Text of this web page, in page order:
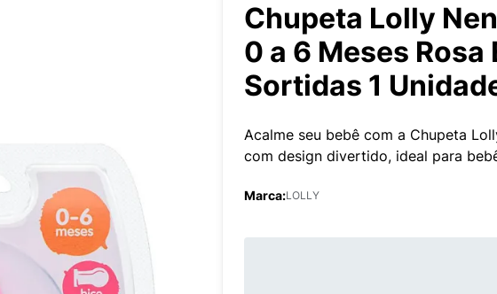
Chupeta Lolly
0 a 6 Meses Rosa
Sortidas 1
Acalme seu bebê com a Chupeta
com design divertido, ideal para
Marca:LOLLY